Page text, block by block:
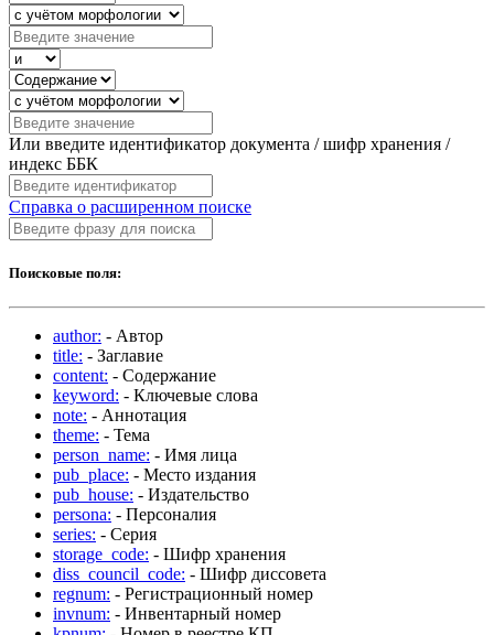
Или введите идентификатор документа / шифр хранения /
индекс ББК
Справка о расширенном поиске
Поисковые поля:
author: - Автор
title: - Заглавие
content: - Содержание
keyword: - Ключевые слова
note: - Аннотация
theme: - Тема
person_name: - Имя лица
pub_place: - Место издания
pub_house: - Издательство
persona: - Персоналия
series: - Серия
storage_code: - Шифр хранения
diss_council_code: - Шифр диссовета
regnum: - Регистрационный номер
invnum: - Инвентарный номер